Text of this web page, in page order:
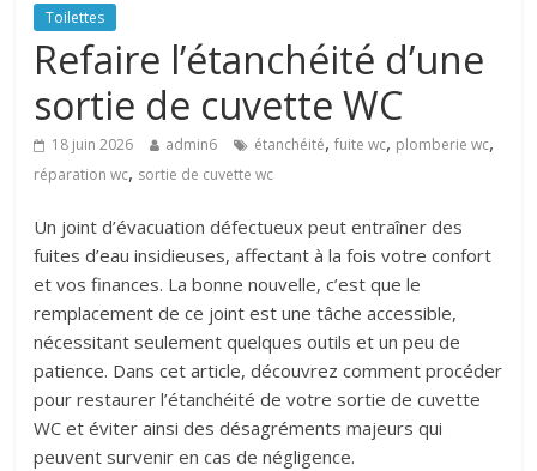
Toilettes
Refaire l’étanchéité d’une
sortie de cuvette WC
18 juin 2026 admin6 étanchéité,fuite wc, plomberie wc,
réparation wc, sortie de cuvette wc
Un joint d’évacuation défectueux peut entraîner des
fuites d’eau insidieuses, affectant à la fois votre confort
et vos finances. La bonne nouvelle, c’est que le
remplacement de ce joint est une tâche accessible,
nécessitant seulement quelques outils et un peu de
patience. Dans cet article, découvrez comment procéder
pour restaurer l’étanchéité de votre sortie de cuvette
WC et éviter ainsi des désagréments majeurs qui
peuvent survenir en cas de négligence.